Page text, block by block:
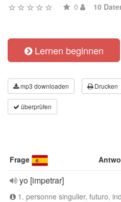
0 10
Lernen beginnen
mp3 downloaden Drucken
überprüfen
Frage
yo [impetrar]
1. personne singulier, futuro,